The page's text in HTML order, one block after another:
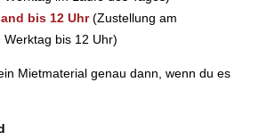
bis 12 Uhr(Zustellung am
Werktag bis 12 Uhr)
Mietmaterial genau dann, wenn du es